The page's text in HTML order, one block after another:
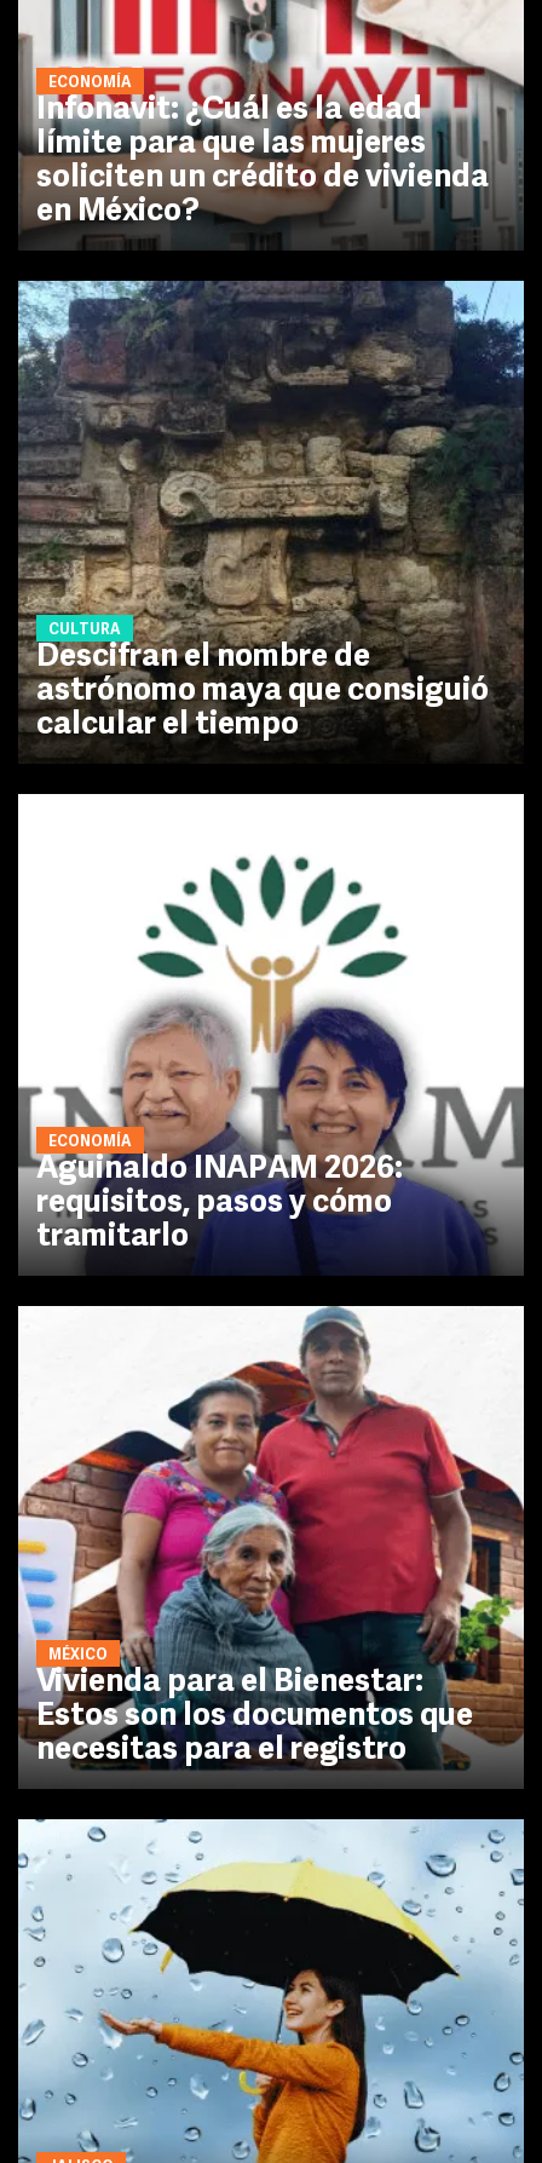
ECONOMÍA
Infonavit: ¿Cuál es la edad
límite para que las mujeres
soliciten un crédito de vivienda
en México?
CULTURA
Descifran el nombre de
astrónomo maya que consiguió
calcular el tiempo
ECONOMÍA
Aguinaldo INAPAM 2026:
requisitos, pasos y cómo
tramitarlo
MÉXICO
Vivienda para el Bienestar:
Estos son los documentos que
necesitas para el registro